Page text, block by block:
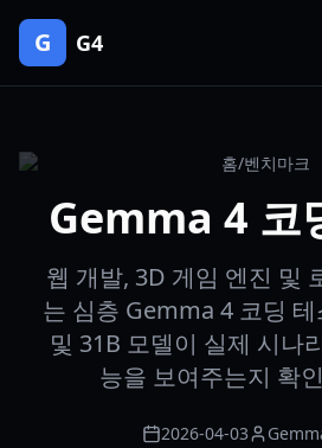
G G4
홈/벤치마크
Gemma 4 코
웹 개발, 3D 게임 엔진 및
는 심층 Gemma 4 코딩
및 31B 모델이 실제 시나
능을 보여주는지 확
2026-04-03